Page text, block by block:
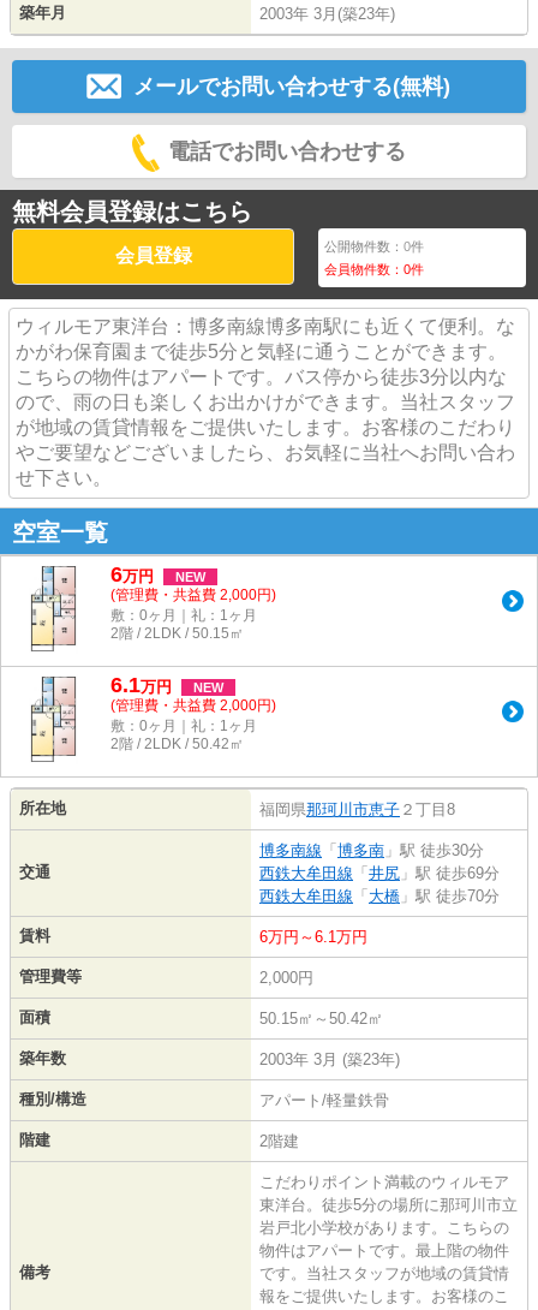
築年月 2003年 3月(築23年)
メールでお問い合わせする(無料)
電話でお問い合わせする
無料会員登録はこちら
会員登録 公開物件数：0件
会員物件数：0件
ウィルモア東洋台：博多南線博多南駅にも近くて便利。な
かがわ保育園まで徒歩5分と気軽に通うことができます。
こちらの物件はアパートです。バス停から徒歩3分以内な
ので、雨の日も楽しくお出かけができます。当社スタッフ
が地域の賃貸情報をご提供いたします。お客様のこだわり
やご要望などございましたら、お気軽に当社へお問い合わ
せ下さい。
空室一覧
6万円 NEW
(管理費・共益費 2,000円)
敷：0ヶ月｜礼：1ヶ月
2階 / 2LDK / 50.15㎡
6.1万円 NEW
(管理費・共益費 2,000円)
敷：0ヶ月｜礼：1ヶ月
2階 / 2LDK / 50.42㎡
所在地 福岡県那珂川市恵子 ２丁目8
交通
博多南線 「博多南 」駅 徒歩30分
西鉄大牟田線 「井尻 」駅 徒歩69分
西鉄大牟田線 「大橋 」駅 徒歩70分
賃料 6万円～6.1万円
管理費等 2,000円
面積 50.15㎡～50.42㎡
築年数 2003年 3月 (築23年)
種別/構造 アパート/軽量鉄骨
階建 2階建
備考
こだわりポイント満載のウィルモア
東洋台。徒歩5分の場所に那珂川市立
岩戸北小学校があります。こちらの
物件はアパートです。最上階の物件
です。当社スタッフが地域の賃貸情
報をご提供いたします。お客様のこ